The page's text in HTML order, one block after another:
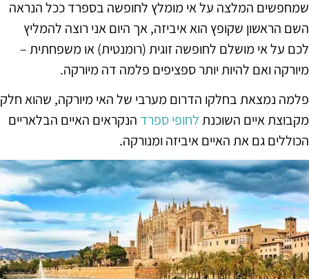
שמחפשים המלצה על אי מומלץ לחופשה בספרד ככל הנראה
השם הראשון שקופץ הוא איביזה, אך היום אני רוצה להמליץ
לכם על אי מושלם לחופשה זוגית (רומנטית) או משפחתית –
מיורקה ואם להיות יותר ספציפים פלמה דה מיורקה.
פלמה נמצאת בחלקו הדרום מערבי של האי מיורקה, שהוא חלק
מקבוצת איים השוכנתלחופי ספרד הנקראים האיים הבלאריים
הכוללים גם את האיים איביזה ומנורקה.